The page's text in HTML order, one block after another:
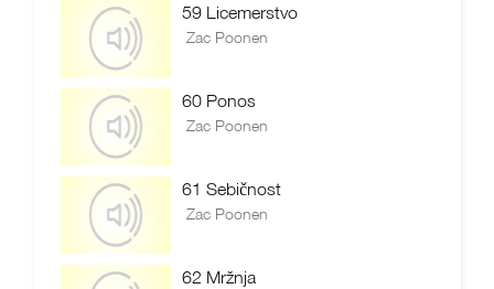
59 Licemerstvo
Zac Poonen
60 Ponos
Zac Poonen
61 Sebičnost
Zac Poonen
62 Mržnja